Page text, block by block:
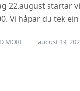
22.august startar
Vi håpar du tek
MORE august 19,